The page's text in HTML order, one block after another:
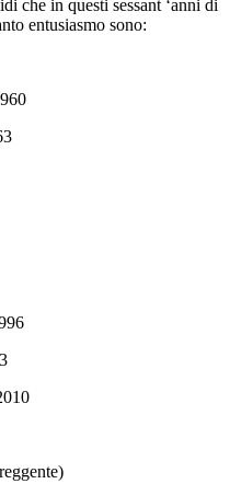
che in questi sessant ‘anni di
entusiasmo sono: